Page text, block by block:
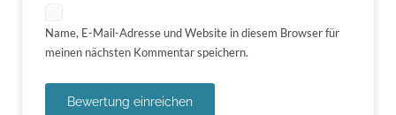
Name, E-Mail-Adresse und Website in diesem Browser für
meinen nächsten Kommentar speichern.